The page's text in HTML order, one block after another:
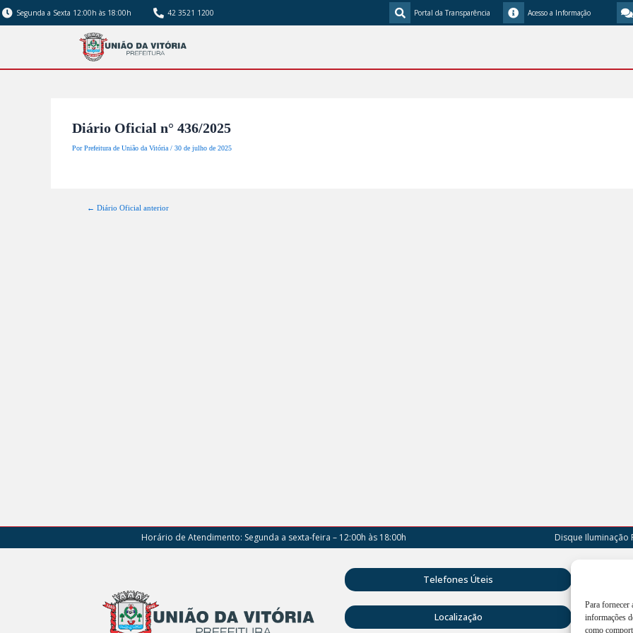
Para fornecer
informações
como
Segunda a Sexta 12:00h às 18:00h 42 3521 1200 Portal da Transparência Acesso a Informação
Diário Oficial n° 436/2025
PorPrefeitura de União da Vitória / 30 de julho de 2025
← Diário Oficial anterior
Horário de Atendimento: Segunda a sexta-feira – 12:00h às 18:00h Disque Iluminação
Telefones Úteis
Localização